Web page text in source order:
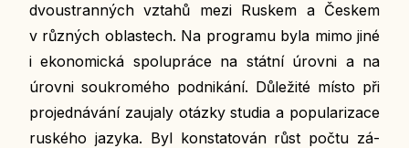
dvou­stran­ných vztahů mezi Ruskem a Českem
v růz­ných ob­las­tech. Na pro­gra­mu byla mimo jiné
i eko­no­mic­ká spo­lu­prá­ce na státní úrovni a na
úrovni sou­kro­mé­ho pod­ni­ká­ní. Dů­le­ži­té místo při
pro­jed­ná­vá­ní za­u­ja­ly otázky studia a po­pu­la­ri­za­ce
rus­ké­ho jazyka. Byl kon­sta­to­ván růst počtu zá­